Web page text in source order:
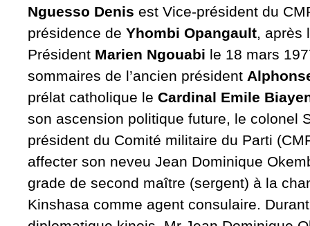
Nguesso Denis est Vice-président du
présidence de Yhombi Opangault, après
Président Marien Ngouabi le 18 mars
sommaires de l’ancien président
prélat catholique le Cardinal Emile
son ascension politique future, le colonel
président du Comité militaire du Parti
affecter son neveu Jean Dominique
grade de second maître (sergent) à la
Kinshasa comme agent consulaire.